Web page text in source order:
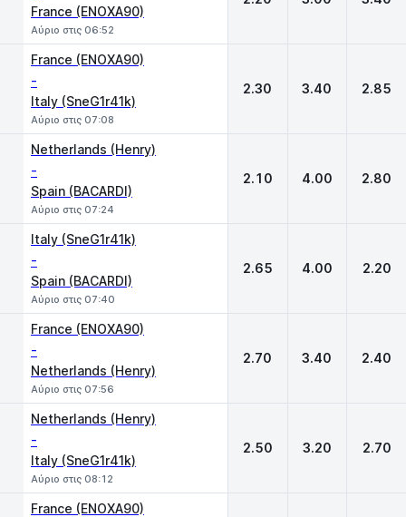
France (ENOXA90)
Αύριο στις 06:52
France (ENOXA90)
-
Italy (SneG1r41k)
Αύριο στις 07:08
2.30 3.40 2.85
Netherlands (Henry)
-
Spain (BACARDI)
Αύριο στις 07:24
2.10 4.00 2.80
Italy (SneG1r41k)
-
Spain (BACARDI)
Αύριο στις 07:40
2.65 4.00 2.20
France (ENOXA90)
-
Netherlands (Henry)
Αύριο στις 07:56
2.70 3.40 2.40
Netherlands (Henry)
-
Italy (SneG1r41k)
Αύριο στις 08:12
2.50 3.20 2.70
France (ENOXA90)